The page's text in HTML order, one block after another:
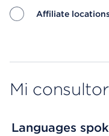
Affiliate
Mi
Languages